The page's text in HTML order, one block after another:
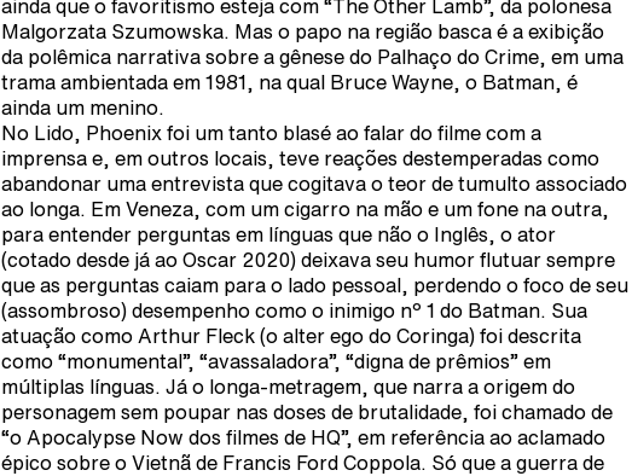
ainda que o favoritismo esteja com “The Other Lamb”, da polonesa
Malgorzata Szumowska. Mas o papo na região basca é a exibição
da polêmica narrativa sobre a gênese do Palhaço do Crime, em uma
trama ambientada em 1981, na qual Bruce Wayne, o Batman, é
ainda um menino.
No Lido, Phoenix foi um tanto blasé ao falar do filme com a
imprensa e, em outros locais, teve reações destemperadas como
abandonar uma entrevista que cogitava o teor de tumulto associado
ao longa. Em Veneza, com um cigarro na mão e um fone na outra,
para entender perguntas em línguas que não o Inglês, o ator
(cotado desde já ao Oscar 2020) deixava seu humor flutuar sempre
que as perguntas caiam para o lado pessoal, perdendo o foco de seu
(assombroso) desempenho como o inimigo nº 1 do Batman. Sua
atuação como Arthur Fleck (o alter ego do Coringa) foi descrita
como “monumental”, “avassaladora”, “digna de prêmios” em
múltiplas línguas. Já o longa-metragem, que narra a origem do
personagem sem poupar nas doses de brutalidade, foi chamado de
“o Apocalypse Now dos filmes de HQ”, em referência ao aclamado
épico sobre o Vietnã de Francis Ford Coppola. Só que a guerra de